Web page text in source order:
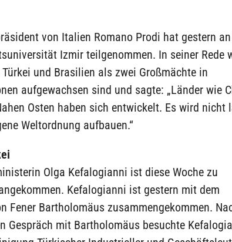
von Italien Romano Prodi hat gestern
Izmir teilgenommen. In seiner Rede
und Brasilien als zwei Großmächte in
aufgewachsen sind und sagte: „Länder wie
Osten haben sich entwickelt. Es wird nicht
Weltordnung aufbauen.“
Olga Kefalogianni ist diese Woche zu
Kefalogianni ist gestern mit dem
Fener Bartholomäus zusammengekommen.
Gespräch mit Bartholomäus besuchte